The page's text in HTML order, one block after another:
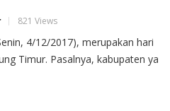
821 Views
4/12/2017), merupakan hari
Timur. Pasalnya, kabupaten ya